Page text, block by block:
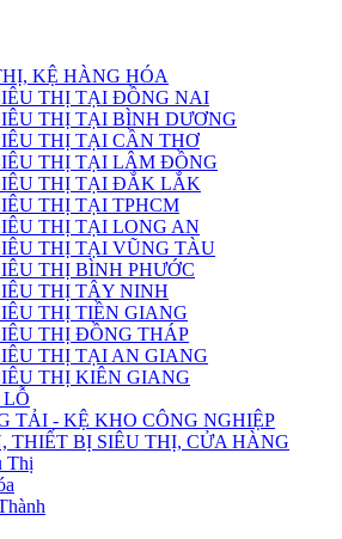
KỆ HÀNG HÓA
THỊ TẠI ĐỒNG NAI
THỊ TẠI BÌNH DƯƠNG
THỊ TẠI CẦN THƠ
THỊ TẠI LÂM ĐỒNG
THỊ TẠI ĐẮK LẮK
THỊ TẠI TPHCM
THỊ TẠI LONG AN
THỊ TẠI VŨNG TÀU
THỊ BÌNH PHƯỚC
THỊ TÂY NINH
THỊ TIỀN GIANG
THỊ ĐỒNG THÁP
THỊ TẠI AN GIANG
THỊ KIÊN GIANG
TẢI - KỆ KHO CÔNG NGHIỆP
THIẾT BỊ SIÊU THỊ, CỬA HÀNG
Thị